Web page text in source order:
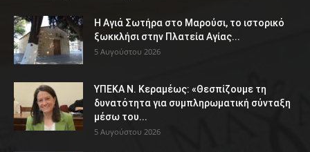
Η Αγιά Σωτήρα στο Μαρούσι, το ιστορικό
ξωκκλήσι στην Πλατεία Αγίας...
5 Αυγούστου 2026
ΥΠΕΚΑ Ν. Κεραμέως: «Θεσπίζουμε τη
δυνατότητα για συμπληρωματική σύνταξη
μέσω του...
5 Αυγούστου 2026